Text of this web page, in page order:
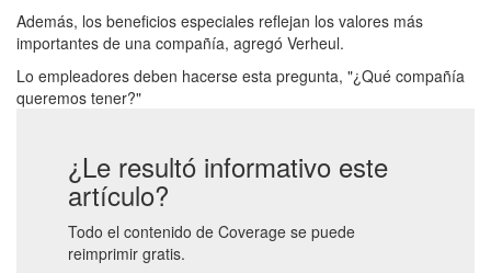
Además, los beneficios especiales reflejan los valores más
importantes de una compañía, agregó Verheul.
Lo empleadores deben hacerse esta pregunta, "¿Qué compañía
queremos tener?"
¿Le resultó informativo este
artículo?
Todo el contenido de Coverage se puede
reimprimir gratis.